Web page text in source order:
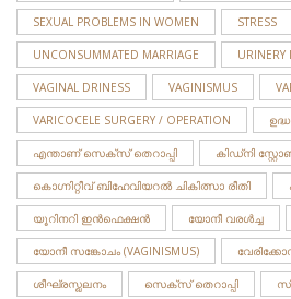
SEXUAL PROBLEMS IN WOMEN STRESS
UNCONSUMMATED MARRIAGE URINERY
VAGINAL DRINESS VAGINISMUS
VARICOCELE SURGERY / OPERATION
എന്താണ് സെക്സ് തെറാപ്പി കിഡ്നി
കൊഗ്നിറ്റീവ് ബിഹേവിയറൽ ചികിത്സാ രീതി
യൂറിനറി ഇന്‍ഫെക്ഷന്‍ യോനീ വരള്‍ച്ച
യോനീ സങ്കോചം (VAGINISMUS)
ശീഘ്രസ്ഖലനം സെക്‌സ് തെറാപ്പി